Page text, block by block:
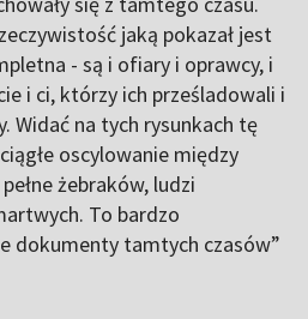
jaką pokazał jest
- są i ofiary i oprawcy, i
i ci, którzy ich prześladowali i
Widać na tych rysunkach tę
oscylowanie między
żebraków, ludzi
To bardzo
dokumenty tamtych czasów”